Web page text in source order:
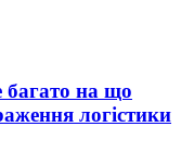
багато на що
логістики